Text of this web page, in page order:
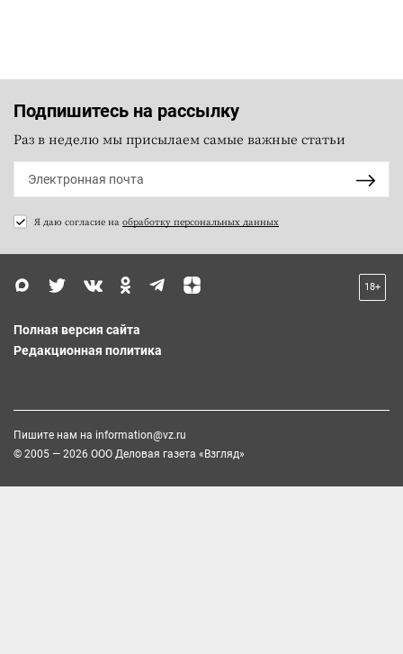
Подпишитесь на рассылку
Раз в неделю мы присылаем самые важные статьи
Я даю согласие на обработку персональных данных
18+
Полная версия сайта
Редакционная политика
Пишите нам на information@vz.ru
© 2005 — 2026 ООО Деловая газета «Взгляд»